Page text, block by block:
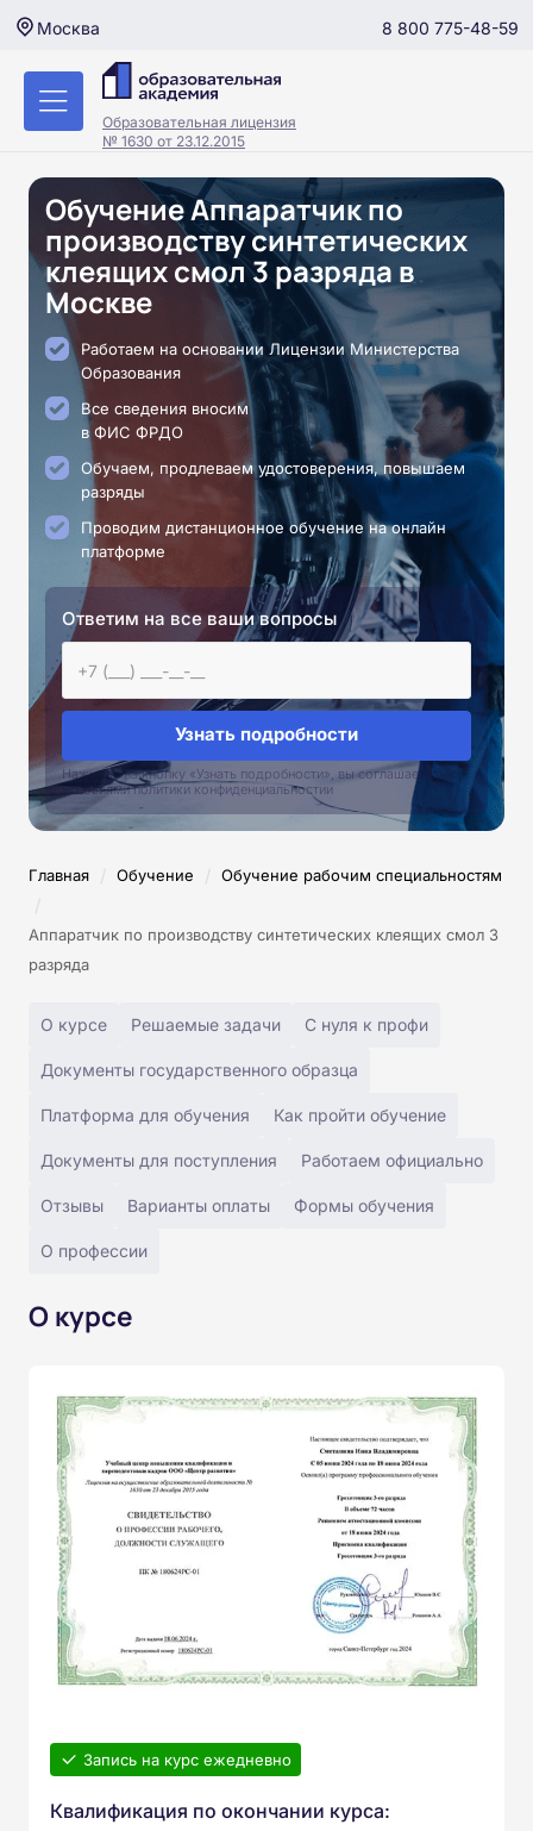
Москва 8 800 775-48-59
Образовательная лицензия
№ 1630 от 23.12.2015
Обучение Аппаратчик по
производству синтетических
клеящих смол 3 разряда в
Москве
Работаем на основании Лицензии Министерства
Образования
Все сведения вносим
в ФИС ФРДО
Обучаем, продлеваем удостоверения, повышаем
разряды
Проводим дистанционное обучение на онлайн
платформе
Ответим на все ваши вопросы
Узнать подробности
Нажимая на кнопку «Узнать подробности», вы соглашаетесь с
условиями политики конфиденциальностии
Главная / Обучение / Обучение рабочим специальностям
/
Аппаратчик по производству синтетических клеящих смол 3
разряда
О курсе Решаемые задачи С нуля к профи
Документы государственного образца
Платформа для обучения Как пройти обучение
Документы для поступления Работаем официально
Отзывы Варианты оплаты Формы обучения
О профессии
О курсе
Запись на курс ежедневно
Квалификация по окончании курса: